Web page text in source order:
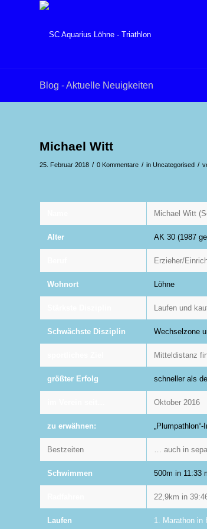
Blog - Aktuelle Neuigkeiten
Michael Witt
25. Februar 2018 / 0 Kommentare / in Uncategorised /
Michael Witt
Alter AK 30 (1987
Erzieher/
Wohnort Löhne
Laufen und
Schwächste Disziplin Wechselzone
Mitteldistanz
größter Erfolg schneller als
Oktober 2016
zu erwähnen: „Plumpathlon“-
Bestzeiten … auch in
Schwimmen 500m in 11:33
22,9km in
Laufen 1. Marathon in